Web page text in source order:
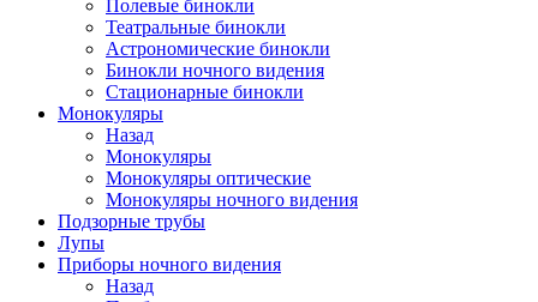
Полевые бинокли
Театральные бинокли
Астрономические бинокли
Бинокли ночного видения
Стационарные бинокли
Монокуляры
Назад
Монокуляры
Монокуляры оптические
Монокуляры ночного видения
Подзорные трубы
Лупы
Приборы ночного видения
Назад